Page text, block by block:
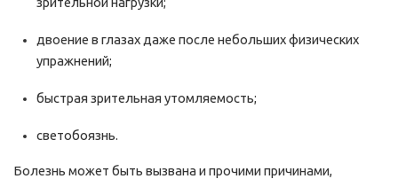
двоение в глазах даже после небольших физических
упражнений;
быстрая зрительная утомляемость;
светобоязнь.
Болезнь может быть вызвана и прочими причинами,